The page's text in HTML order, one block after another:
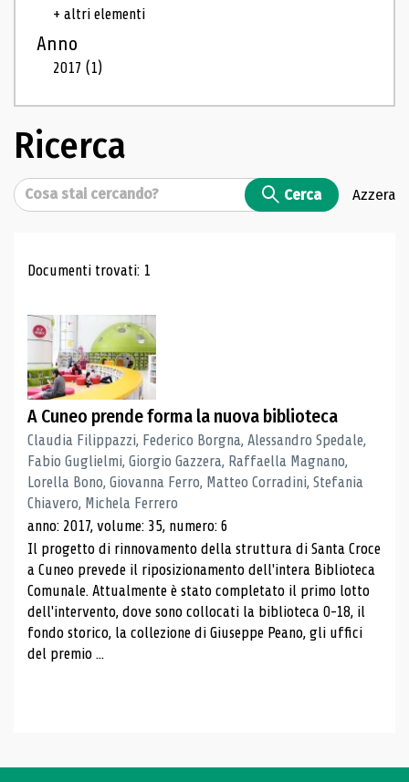
+ altri elementi
Anno
2017(1)
Ricerca
Cerca Cerca Azzera
Risultati di ricerca
Documenti trovati: 1
A Cuneo prende forma la nuova biblioteca
Claudia Filippazzi, Federico Borgna, Alessandro Spedale,
Fabio Guglielmi, Giorgio Gazzera, Raffaella Magnano,
Lorella Bono, Giovanna Ferro, Matteo Corradini, Stefania
Chiavero, Michela Ferrero
anno: 2017, volume: 35, numero: 6
Il progetto di rinnovamento della struttura di Santa Croce
a Cuneo prevede il riposizionamento dell'intera Biblioteca
Comunale. Attualmente è stato completato il primo lotto
dell'intervento, dove sono collocati la biblioteca 0-18, il
fondo storico, la collezione di Giuseppe Peano, gli uffici
del premio ...